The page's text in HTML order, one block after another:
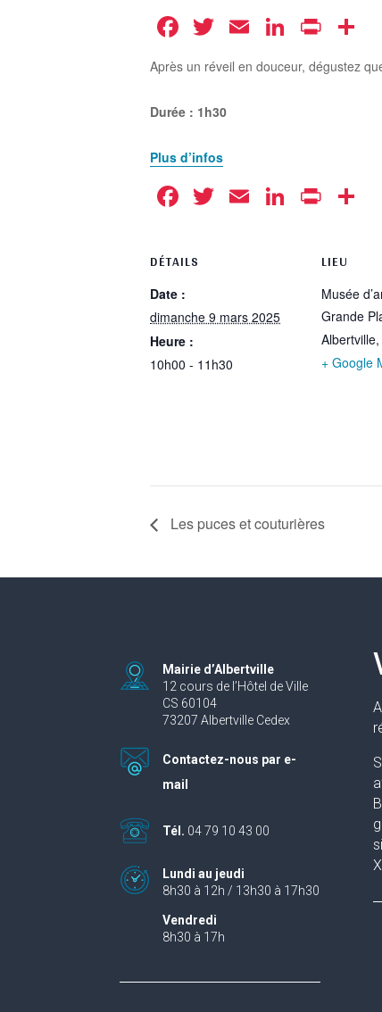
Facebook
Twitter
EmailLinkedIn
Print
Après un réveil en douceur, dégustez
Durée : 1h30
Plus d’infos
Facebook
Twitter
EmailLinkedIn
Print
DÉTAILS
Date :
dimanche 9 mars 2025
Heure :
10h00 - 11h30
LIEU
Musée
Grande
Albertville,
+ Google
Les puces et couturières
Mairie d’Albertville
12 cours de l’Hôtel de Ville
CS 60104
73207 Albertville Cedex
Contactez-nous par e-
mail
Tél. 04 79 10 43 00
Lundi au jeudi
8h30 à 12h / 13h30 à 17h30
Vendredi
8h30 à 17h